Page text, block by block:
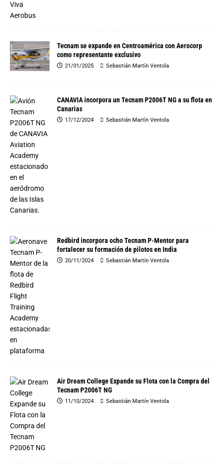
Tecnam se expande en Centroamérica con Aerocorp
como representante exclusivo
21/01/2025 Sebastián Martín Ventola
CANAVIA incorpora un Tecnam P2006T NG a su flota en
Canarias
17/12/2024 Sebastián Martín Ventola
Redbird incorpora ocho Tecnam P-Mentor para
fortalecer su formación de pilotos en India
20/11/2024 Sebastián Martín Ventola
Air Dream College Expande su Flota con la Compra del
Tecnam P2006T NG
11/10/2024 Sebastián Martín Ventola